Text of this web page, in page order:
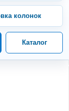
колонок
Каталог